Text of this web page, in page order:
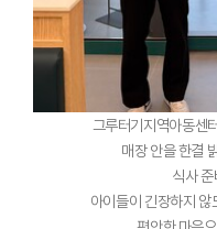
그루터기지역아동센
매장 안을 한결
식사
아이들이 긴장하지 않